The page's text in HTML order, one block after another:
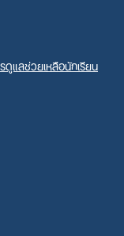
ดูแลช่วยเหลือนักเรียน